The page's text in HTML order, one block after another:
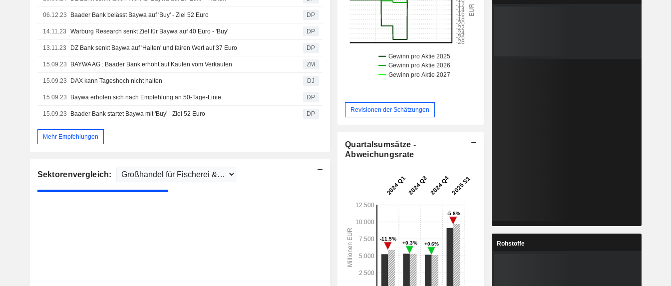
06.12.23 Baader Bank belässt Baywa auf 'Buy' - Ziel 52 Euro DP
14.11.23 Warburg Research senkt Ziel für Baywa auf 40 Euro - 'Buy' DP
13.11.23 DZ Bank senkt Baywa auf 'Halten' und fairen Wert auf 37 Euro DP
15.09.23 BAYWA AG : Baader Bank erhöht auf Kaufen vom Verkaufen ZM
15.09.23 DAX kann Tageshoch nicht halten DJ
15.09.23 Baywa erholen sich nach Empfehlung an 50-Tage-Linie DP
15.09.23 Baader Bank startet Baywa mit 'Buy' - Ziel 52 Euro DP
Mehr Empfehlungen
Sektorenvergleich:
Revisionen der Schätzungen
Quartalsumsätze -
Abweichungsrate
Rohstoffe